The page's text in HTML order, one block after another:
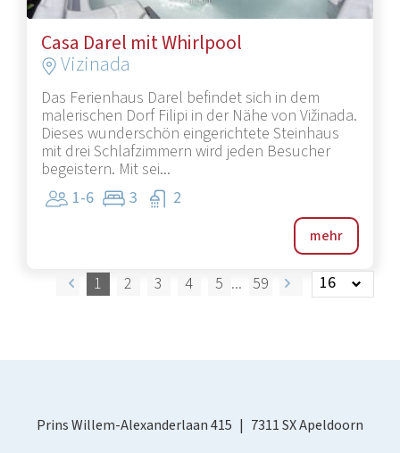
Casa Darel mit Whirlpool
Vizinada
Das Ferienhaus Darel befindet sich in dem
malerischen Dorf Filipi in der Nähe von Vižinada.
Dieses wunderschön eingerichtete Steinhaus
mit drei Schlafzimmern wird jeden Besucher
begeistern. Mit sei...
1-6
3 2
mehr
1 2 3 4 5 59
Prins Willem-Alexanderlaan 415
7311 SX Apeldoorn